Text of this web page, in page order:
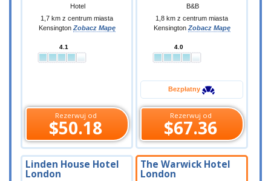
Hotel
1,7 km z centrum miasta
Kensington Zobacz Mapę
4.1
Rezerwuj od
$50.18
B&B
1,8 km z centrum miasta
Kensington Zobacz Mapę
4.0
Bezpłatny
Rezerwuj od
$67.36
Linden House Hotel
London
The Warwick Hotel
London